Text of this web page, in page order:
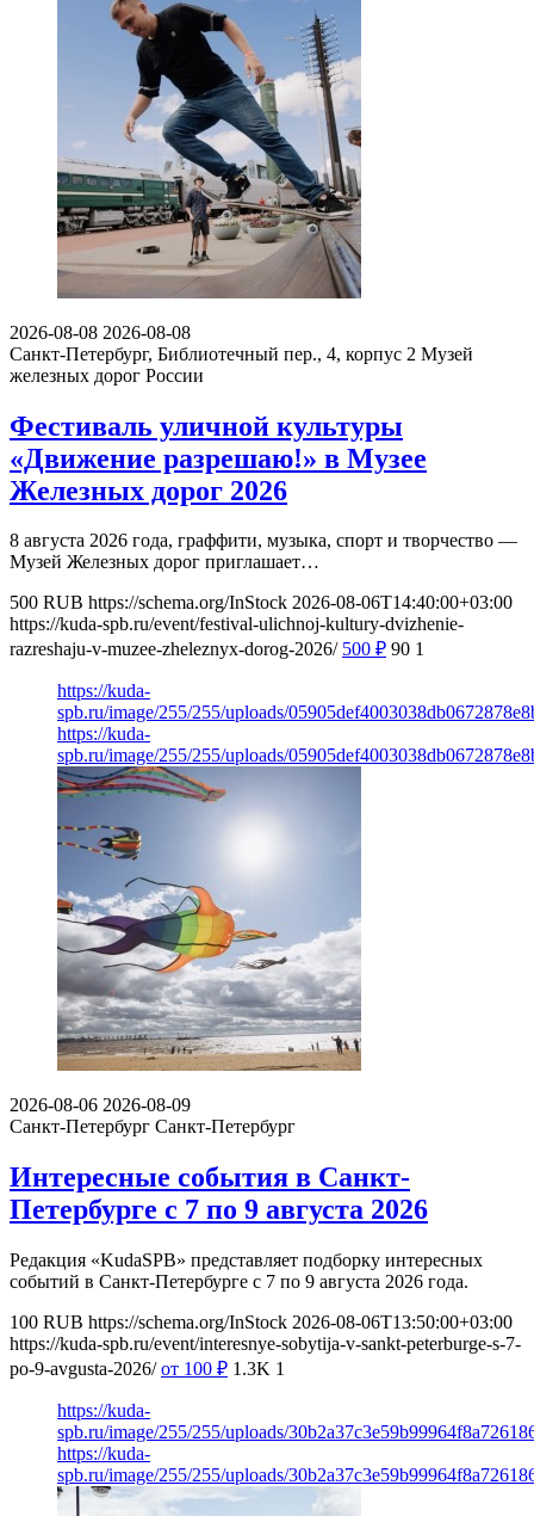
2026-08-08 2026-08-08
Санкт-Петербург, Библиотечный пер., 4, корпус 2 Музей
железных дорог России
Фестиваль уличной культуры
«Движение разрешаю!» в Музее
Железных дорог 2026
8 августа 2026 года, граффити, музыка, спорт и творчество —
Музей Железных дорог приглашает…
500 RUB https://schema.org/InStock 2026-08-06T14:40:00+03:00
https://kuda-spb.ru/event/festival-ulichnoj-kultury-dvizhenie-
razreshaju-v-muzee-zheleznyx-dorog-2026/ 500 ₽ 90 1
https://kuda-
spb.ru/image/255/255/uploads/
https://kuda-
spb.ru/image/255/255/uploads/
2026-08-06 2026-08-09
Санкт-Петербург Санкт-Петербург
Интересные события в Санкт-
Петербурге с 7 по 9 августа 2026
Редакция «KudaSPB» представляет подборку интересных
событий в Санкт-Петербурге с 7 по 9 августа 2026 года.
100 RUB https://schema.org/InStock 2026-08-06T13:50:00+03:00
https://kuda-spb.ru/event/interesnye-sobytija-v-sankt-peterburge-s-7-
po-9-avgusta-2026/ от 100 ₽ 1.3K 1
https://kuda-
spb.ru/image/255/255/uploads/
https://kuda-
spb.ru/image/255/255/uploads/